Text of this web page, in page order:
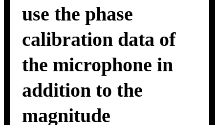
use the phase
calibration data of
the microphone in
addition to the
magnitude